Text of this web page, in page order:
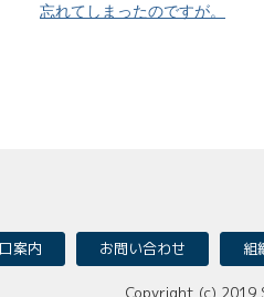
忘れてしまったのですが。
案内 お問い合わせ 組
Copyright (c) 2019